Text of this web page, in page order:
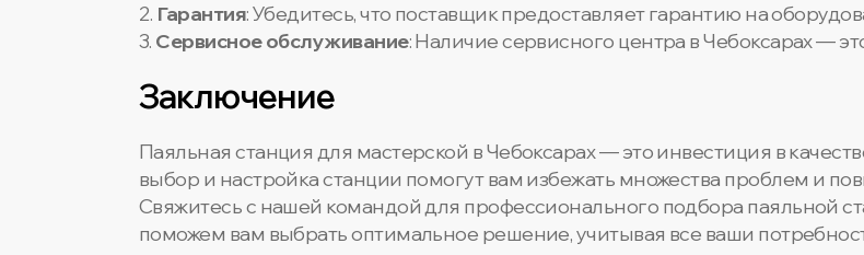
2. Гарантия: Убедитесь, что поставщик предоставляет гарантию на
3. Сервисное обслуживание: Наличие сервисного центра в Чебоксарах —
Заключение
Паяльная станция для мастерской в Чебоксарах — это инвестиция в
выбор и настройка станции помогут вам избежать множества проблем и
Свяжитесь с нашей командой для профессионального подбора паяльной
поможем вам выбрать оптимальное решение, учитывая все ваши